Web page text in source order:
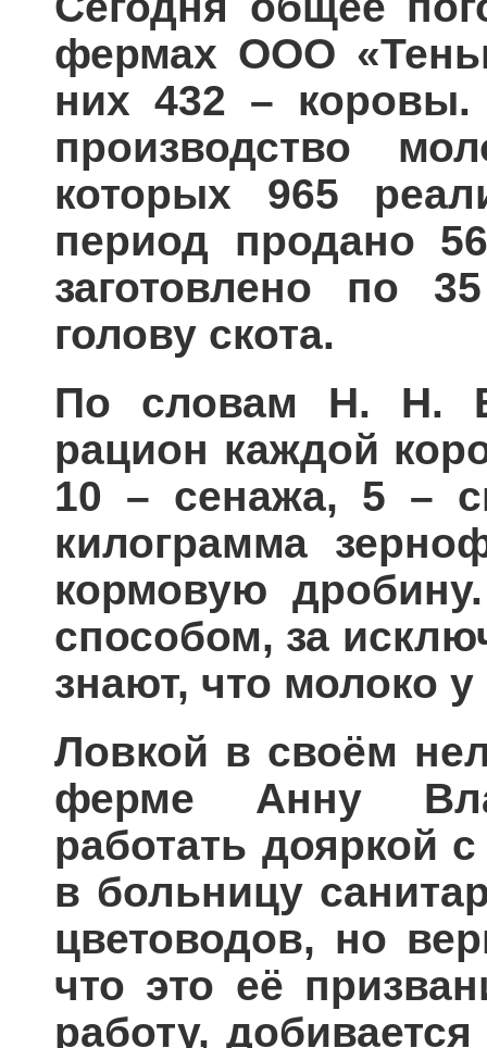
фермах ООО
них 432 – коровы.
производство
которых 965
период продано
заготовлено по
голову скота.
По словам Н. Н.
рацион каждой
10 – сенажа,
килограмма
кормовую
способом, за
знают, что молоко
Ловкой в своём
ферме Анну
работать дояркой
в больницу
цветоводов, но
что это её
работу,